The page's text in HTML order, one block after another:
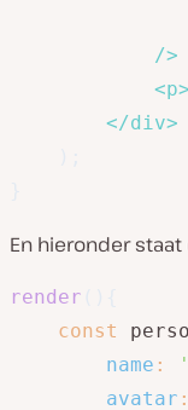
/>
<p>
</div>
En hieronder
render
const
name :
avatar :